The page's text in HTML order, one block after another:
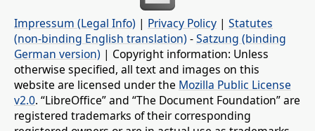
Impressum (Legal Info) | Privacy Policy | Statutes
(non-binding English translation) -Satzung (binding
German version) | Copyright information: Unless
otherwise specified, all text and images on this
website are licensed under the Mozilla Public License
v2.0. “LibreOffice” and “The Document Foundation” are
registered trademarks of their corresponding